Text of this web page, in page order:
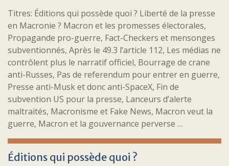
Titres: Éditions qui possède quoi ? Liberté de la presse
en Macronie ? Macron et les promesses électorales,
Propagande pro-guerre, Fact-Checkers et mensonges
subventionnés, Après le 49.3 l’article 112, Les médias ne
contrôlent plus le narratif officiel, Bourrage de crane
anti-Russes, Pas de referendum pour entrer en guerre,
Presse anti-Musk et donc anti-SpaceX, Fin de
subvention US pour la presse, Lanceurs d’alerte
maltraités, Macronisme et Fake News, Macron veut la
guerre, Macron et la gouvernance perverse …
Éditions qui possède quoi ?